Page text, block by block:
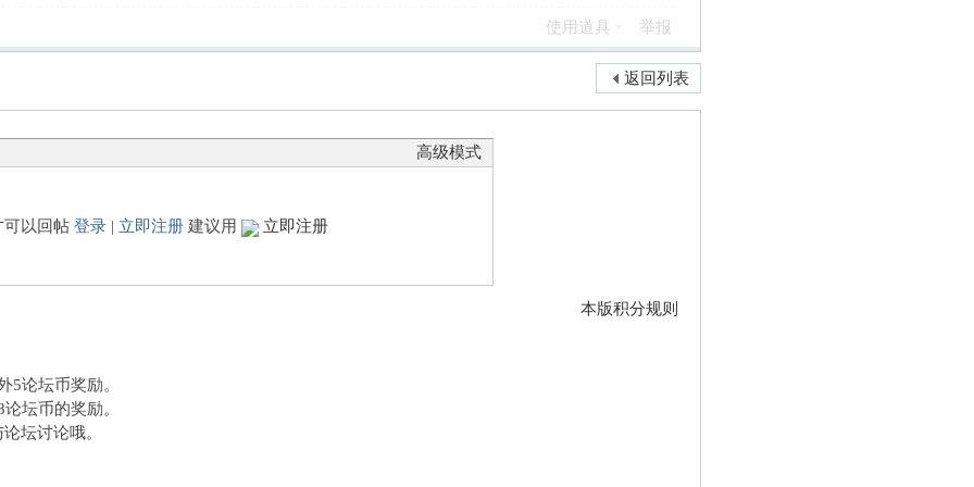
使用道具 举报
返回列表
高级模式
可以回帖登录 | 立即注册 建议用 立即注册
本版积分规则
5论坛币奖励。
坛币的奖励。
坛讨论哦。